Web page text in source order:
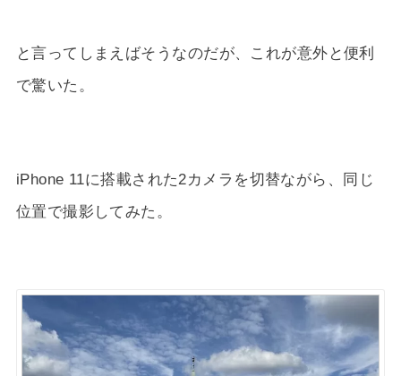
と言ってしまえばそうなのだが、これが意外と便利
で驚いた。
iPhone 11に搭載された2カメラを切替ながら、同じ
位置で撮影してみた。